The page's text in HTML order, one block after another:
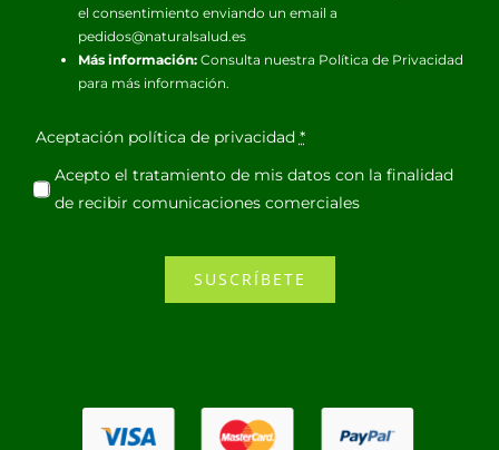
el consentimiento enviando un email a
pedidos@naturalsalud.es
Más información:Consulta nuestra Política de Privacidad
para más información.
Aceptación política de privacidad *
Acepto el tratamiento de mis datos con la finalidad
de recibir comunicaciones comerciales
SUSCRÍBETE